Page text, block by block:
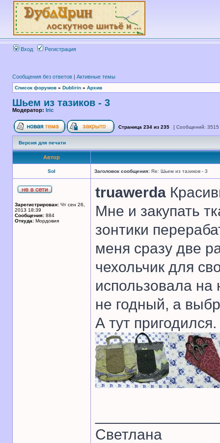
Вход Регистрация
Сообщения без ответов | Активные темы
Список форумов » Dublirin » Архив
Шьем из тазиков - 3
Модератор: Iric
Страница 234 из 235 [ Сообщений:
Версия для печати
Автор
Sol Заголовок сообщения: Re: Шьем из тазиков - 3
Зарегистрирован: Чт сен 26,
2013 18:39
Сообщения: 884
Откуда: Мордовия
truawerda
Мне и закупать
зонтики
меня сразу две
чехольчик для
использовала
не годный, а
А тут пригодился.
Светлана